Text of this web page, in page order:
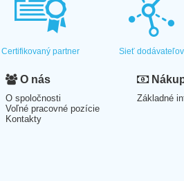
Certifikovaný partner Sieť dodávateľov
O nás
O spoločnosti
Voľné pracovné pozície
Kontakty
Základné